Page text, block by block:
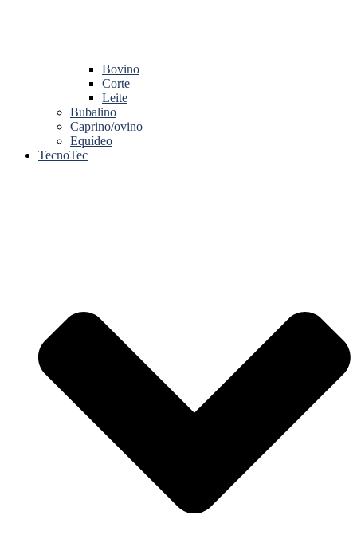
Bovino
Corte
Leite
Bubalino
Caprino/ovino
Equídeo
TecnoTec